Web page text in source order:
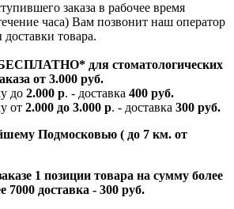
заказа в рабочее время
часа) Вам позвонит наш оператор
товара.
для стоматологических
от 3.000 руб.
до 2.000 р. - доставка 400 руб.
от 2.000 до 3.000 р. - доставка 300 руб.
Подмосковью ( до 7 км. от
1 позиции товара на сумму более
7000 доставка - 300 руб.